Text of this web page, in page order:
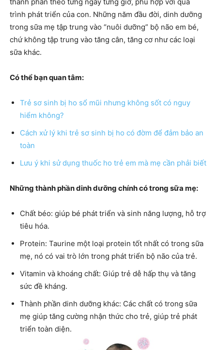
trình phát triển của con. Những năm đầu đời, dinh dưỡng
trong sữa mẹ tập trung vào “nuôi dưỡng” bộ não em bé,
chứ không tập trung vào tăng cân, tăng cơ như các loại
sữa khác.
Có thể bạn quan tâm:
Trẻ sơ sinh bị ho sổ mũi nhưng không sốt có nguy
hiểm không?
Cách xử lý khi trẻ sơ sinh bị ho có đờm để đảm bảo an
toàn
Lưu ý khi sử dụng thuốc ho trẻ em mà mẹ cần phải biết
Những thành phần dinh dưỡng chính có trong sữa mẹ:
Chất béo: giúp bé phát triển và sinh năng lượng, hỗ trợ
tiêu hóa.
Protein: Taurine một loại protein tốt nhất có trong sữa
mẹ, nó có vai trò lớn trong phát triển bộ não của trẻ.
Vitamin và khoáng chất: Giúp trẻ dễ hấp thụ và tăng
sức đề kháng.
Thành phần dinh dưỡng khác: Các chất có trong sữa
mẹ giúp tăng cường nhận thức cho trẻ, giúp trẻ phát
triển toàn diện.